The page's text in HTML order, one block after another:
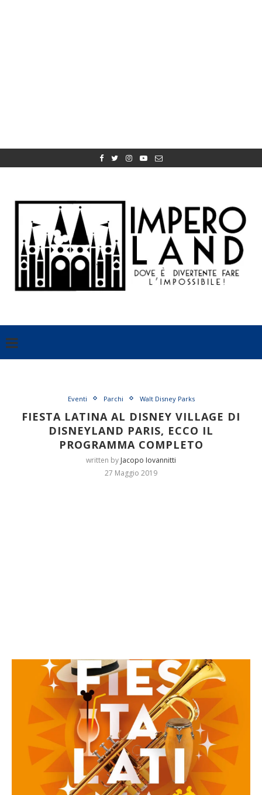
Eventi Parchi Walt Disney Parks
FIESTA LATINA AL DISNEY VILLAGE DI
DISNEYLAND PARIS, ECCO IL
PROGRAMMA COMPLETO
written by Jacopo Iovannitti
27 Maggio 2019